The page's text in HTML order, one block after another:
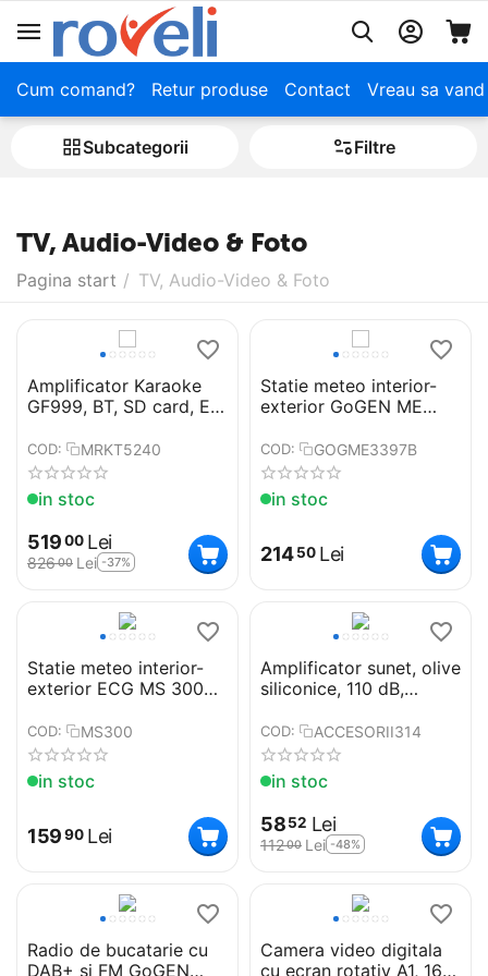
Cum comand? Retur produse Contact Vreau sa
Subcategorii Filtre
TV, Audio-Video & Foto
Pagina start / TV, Audio-Video & Foto
Amplificator Karaoke
GF999, BT, SD card, EQ,
COD: MRKT5240
in stoc
51900 Lei
82600 Lei -37%
Statie meteo interior-
exterior GoGEN ME
senzori inclusi, ceas cu
alarma, negru
COD: GOGME3397B
in stoc
21450 Lei
Statie meteo interior-
exterior ECG MS 300
fara fir, LCD color, ceas,
alarma
COD: MS300
in stoc
15990 Lei
Amplificator sunet, olive
siliconice, 110 dB,
COD: ACCESORII314
in stoc
5852 Lei
11200 Lei -48%
Radio de bucatarie cu
DAB+ si FM GoGEN
Camera video digitala
cu ecran rotativ A1, 16x